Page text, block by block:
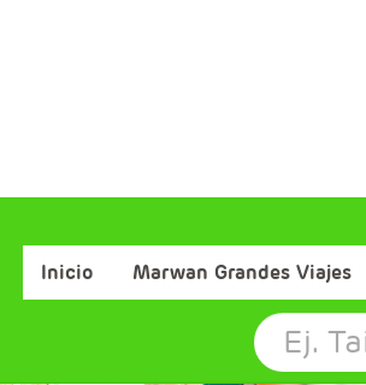
Inicio Marwan Grandes Viajes